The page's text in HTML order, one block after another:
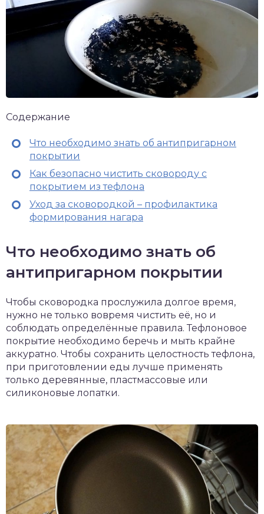
Содержание
Что необходимо знать об антипригарном
покрытии
Как безопасно чистить сковороду с
покрытием из тефлона
Уход за сковородкой – профилактика
формирования нагара
Что необходимо знать об
антипригарном покрытии
Чтобы сковородка прослужила долгое время,
нужно не только вовремя чистить её, но и
соблюдать определённые правила. Тефлоновое
покрытие необходимо беречь и мыть крайне
аккуратно. Чтобы сохранить целостность тефлона,
при приготовлении еды лучше применять
только деревянные, пластмассовые или
силиконовые лопатки.